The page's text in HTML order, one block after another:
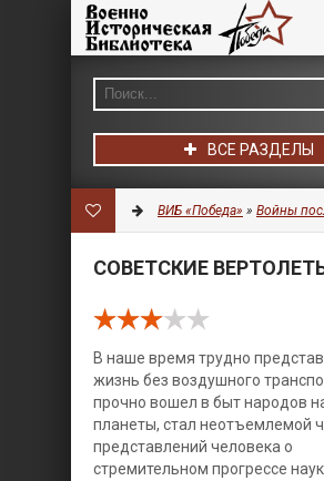
ВСЕ РАЗДЕЛЫ
ВИБ «Победа» » Войны
СОВЕТСКИЕ
В наше время трудно
жизнь без воздушного
прочно вошел в быт народов
планеты, стал неотъемлемой
представлений человека о
стремительном прогрессе